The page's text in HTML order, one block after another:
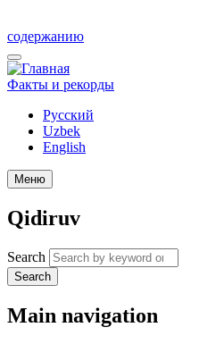
содержанию
Факты и рекорды
Русский
Uzbek
English
Меню
Qidiruv
Search
Search
Main navigation